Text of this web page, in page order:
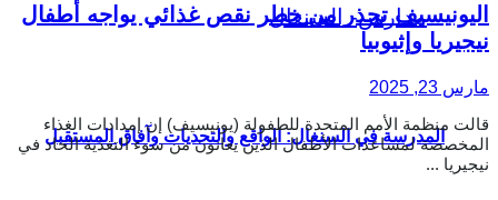
المدرسة في السنغال: الواقع والتحديات وآفاق المستقبل
اليونيسيف تحذر من خطر نقص غذائي يواجه أطفال
نيجيريا وإثيوبيا
مارس 23, 2025
قالت منظمة الأمم المتحدة للطفولة (يونيسيف) إن إمدادات الغذاء
المخصصة لمساعدات الأطفال الذين يعانون من سوء التغذية الحاد في
نيجيريا ...